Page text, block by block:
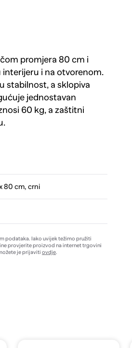
promjera 80 cm i
interijeru i na otvorenom.
stabilnost, a sklopiva
jednostavan
60 kg, a zaštitni
80 cm, crni
podataka. Iako uvijek težimo pružiti
provjerite proizvod na internet trgovini
je prijaviti ovdje.